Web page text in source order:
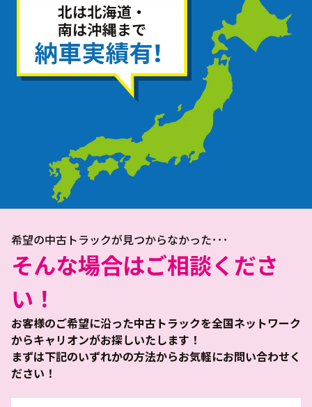
希望の中古トラックが見つからなかった･･･
そんな場合はご相談くださ
い！
お客様のご希望に沿った中古トラックを全国ネットワーク
からキャリオンがお探しいたします！
まずは下記のいずれかの方法からお気軽にお問い合わせく
ださい！